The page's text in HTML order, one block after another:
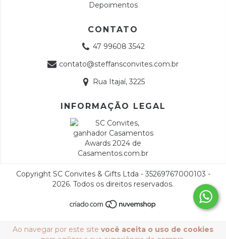
Ao navegar por este site você aceita o uso de cookies
Depoimentos
CONTATO
47 99608 3542
contato@steffansconvites.com.br
Rua Itajaí, 3225
INFORMAÇÃO LEGAL
Copyright SC Convites & Gifts Ltda - 35269767000103 -
2026. Todos os direitos reservados.